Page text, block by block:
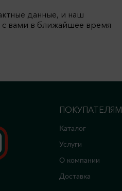
данные, и наш
с вами в ближайшее время
ПОКУПАТЕЛЯМ
Каталог
Услуги
О компании
Доставка